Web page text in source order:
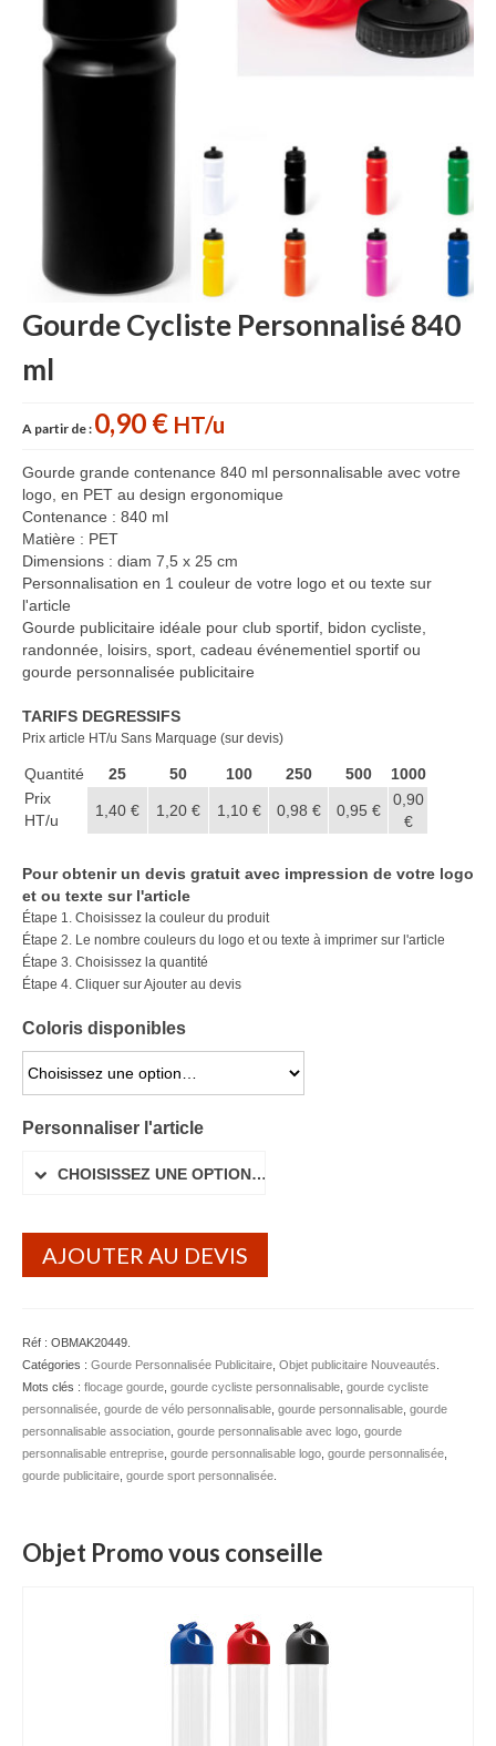
Gant de cuisine personnalisé
Tablier personnalisé
Autour du vin
Accessoires Téléphone
Accessoires supporters
Bonnet & Gants
Casquette publicitaire
Carnet personnalisé Notes
Repositionnable
Chapeau publicitaire
Clé USB personnalisée
Éventail personnalisé
Gobelet réutilisable & Verre
Porte-badge Tour de cou
Porte-clés personnalisé
Porte-monnaie Porte Carte Portefeuille
Serviette Personnalisée
Stylo Publicitaire
Voiture Goodies
Bouteille Personnalisable
Mug publicitaire
Mug de voyage publicitaire
Tasse Expresso publicitaire
Bouteille & Mug Isotherme
Chemise Publicitaire
Gourde Cycliste Personnalisé 840
ml
A partir de : 0,90 € HT/u
Gourde grande contenance 840 ml personnalisable avec votre
logo, en PET au design ergonomique
Contenance : 840 ml
Matière : PET
Dimensions : diam 7,5 x 25 cm
Personnalisation en 1 couleur de votre logo et ou texte sur
l'article
Gourde publicitaire idéale pour club sportif, bidon cycliste,
randonnée, loisirs, sport, cadeau événementiel sportif ou
gourde personnalisée publicitaire
TARIFS DEGRESSIFS
Prix article HT/u Sans Marquage (sur devis)
Quantité 25 50 100 250 500
1000
Prix
HT/u
1,40 € 1,20 € 1,10 € 0,98 € 0,95 €
0,90
€
Pour obtenir un devis gratuit avec impression de votre logo
et ou texte sur l'article
Étape 1. Choisissez la couleur du produit
Étape 2. Le nombre couleurs du logo et ou texte à imprimer sur l'article
Étape 3. Choisissez la quantité
Étape 4. Cliquer sur Ajouter au devis
Coloris disponibles
CHOISISSEZ UNE OPTION…
Personnaliser l'article
CHOISISSEZ UNE OPTION…
AJOUTER AU DEVIS
Réf : OBMAK20449
Catégories : Gourde Personnalisée Publicitaire Objet publicitaire Nouveautés
Mots clés : flocage gourde gourde cycliste personnalisable gourde cycliste
personnalisée gourde de vélo personnalisable gourde personnalisable gourde
personnalisable association gourde personnalisable avec logo gourde
personnalisable entreprise gourde personnalisable logo gourde personnalisée
gourde publicitaire gourde sport personnalisée
Objet Promo vous conseille